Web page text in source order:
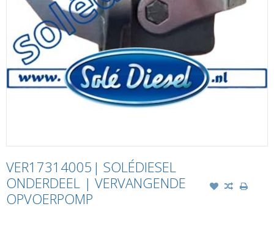
VER17314005| SOLÉDIESEL
ONDERDEEL | VERVANGENDE
OPVOERPOMP